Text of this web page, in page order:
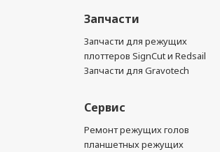
Запчасти
Запчасти для режущих
плоттеров SignCut и Redsail
Запчасти для Gravotech
Сервис
Ремонт режущих голов
планшетных режущих